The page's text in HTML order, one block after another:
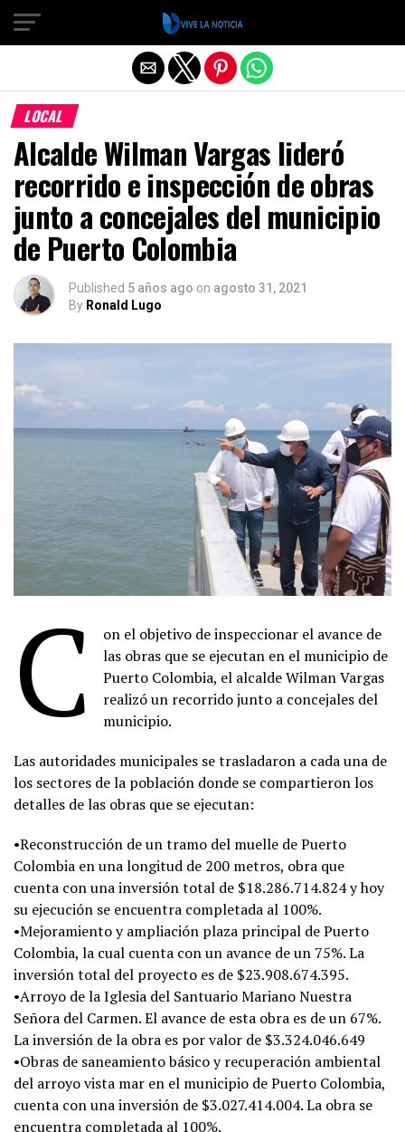
LOCAL
Alcalde Wilman Vargas lideró
recorrido e inspección de obras
junto a concejales del municipio
de Puerto Colombia
Published 5 años ago on agosto 31, 2021
By Ronald Lugo
C
on el objetivo de inspeccionar el avance de
las obras que se ejecutan en el municipio de
Puerto Colombia, el alcalde Wilman Vargas
realizó un recorrido junto a concejales del
municipio.
Las autoridades municipales se trasladaron a cada una de
los sectores de la población donde se compartieron los
detalles de las obras que se ejecutan:
•Reconstrucción de un tramo del muelle de Puerto
Colombia en una longitud de 200 metros, obra que
cuenta con una inversión total de $18.286.714.824 y hoy
su ejecución se encuentra completada al 100%.
•Mejoramiento y ampliación plaza principal de Puerto
Colombia, la cual cuenta con un avance de un 75%. La
inversión total del proyecto es de $23.908.674.395.
•Arroyo de la Iglesia del Santuario Mariano Nuestra
Señora del Carmen. El avance de esta obra es de un 67%.
La inversión de la obra es por valor de $3.324.046.649
•Obras de saneamiento básico y recuperación ambiental
del arroyo vista mar en el municipio de Puerto Colombia,
cuenta con una inversión de $3.027.414.004. La obra se
encuentra completada al 100%.
Salir de la versión móvil